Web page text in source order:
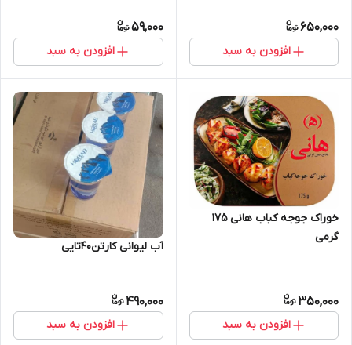
650,000
افزودن به سبد
59,000
افزودن به سبد
خوراک جوجه کباب هانی 175
گرمی
350,000
افزودن به سبد
آب لیوانی کارتن۴۰تایی
490,000
افزودن به سبد